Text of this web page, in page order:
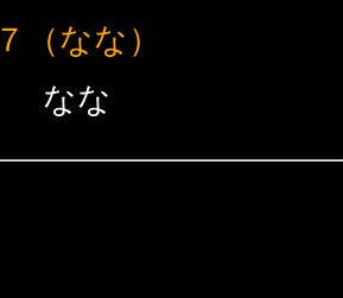
７（なな）
なな